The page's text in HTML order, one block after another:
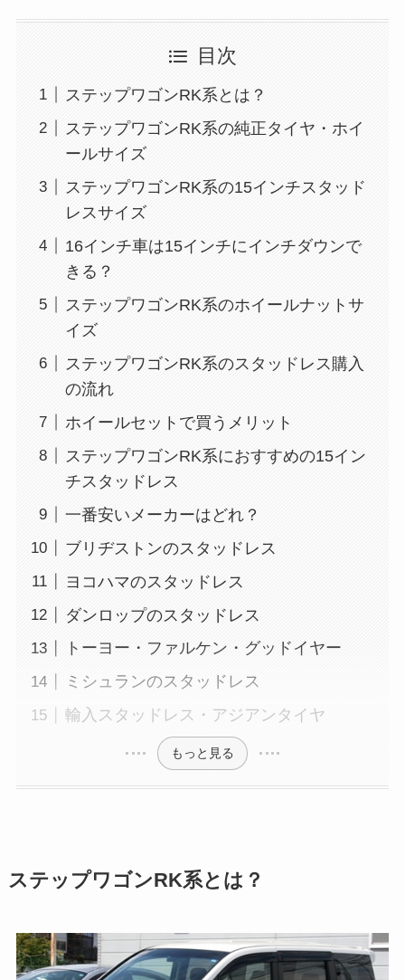
目次
ステップワゴンRK系とは？
ステップワゴンRK系の純正タイヤ・ホイ
ールサイズ
ステップワゴンRK系の15インチスタッド
レスサイズ
16インチ車は15インチにインチダウンで
きる？
ステップワゴンRK系のホイールナットサ
イズ
ステップワゴンRK系のスタッドレス購入
の流れ
ホイールセットで買うメリット
ステップワゴンRK系におすすめの15イン
チスタッドレス
一番安いメーカーはどれ？
ブリヂストンのスタッドレス
ヨコハマのスタッドレス
ダンロップのスタッドレス
トーヨー・ファルケン・グッドイヤー
ミシュランのスタッドレス
輸入スタッドレス・アジアンタイヤ
もっと見る
ステップワゴンRK系とは？